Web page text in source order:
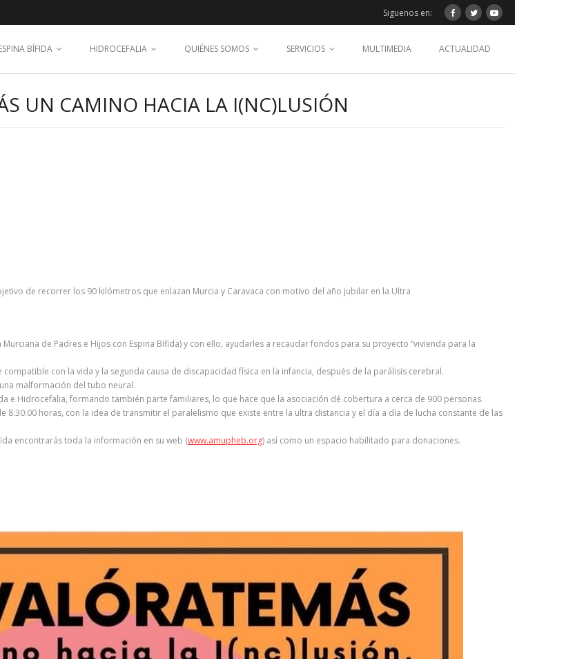
Siguenos en:
BÍFIDA HIDROCEFALIA QUIÉNES SOMOS SERVICIOS MULTIMEDIA ACTUALIDAD
UN CAMINO HACIA LA I(NC)LUSIÓN
de recorrer los 90 kilómetros que enlazan Murcia y Caravaca con motivo del año jubilar en la Ultra
de Padres e Hijos con Espina Bífida) y con ello, ayudarles a recaudar fondos para su proyecto “vivienda para la
con la vida y la segunda causa de discapacidad física en la infancia, después de la parálisis cerebral.
malformación del tubo neural.
e Hidrocefalia, formando también parte familiares, lo que hace que la asociación dé cobertura a cerca de 900 personas.
horas, con la idea de transmitir el paralelismo que existe entre la ultra distancia y el día a día de lucha constante de las
encontrarás toda la información en su web (www.amupheb.org) así como un espacio habilitado para donaciones.